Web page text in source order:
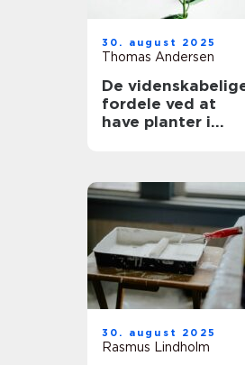
30. august 2025
Thomas Andersen
De
fordele ved at
have planter i
30. august 2025
Rasmus Lindholm